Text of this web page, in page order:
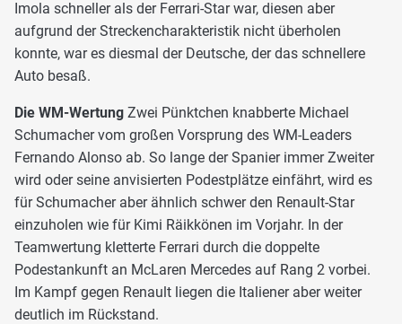
Imola schneller als der Ferrari-Star war, diesen aber
aufgrund der Streckencharakteristik nicht überholen
konnte, war es diesmal der Deutsche, der das schnellere
Auto besaß.
Die WM-Wertung Zwei Pünktchen knabberte Michael
Schumacher vom großen Vorsprung des WM-Leaders
Fernando Alonso ab. So lange der Spanier immer Zweiter
wird oder seine anvisierten Podestplätze einfährt, wird es
für Schumacher aber ähnlich schwer den Renault-Star
einzuholen wie für Kimi Räikkönen im Vorjahr. In der
Teamwertung kletterte Ferrari durch die doppelte
Podestankunft an McLaren Mercedes auf Rang 2 vorbei.
Im Kampf gegen Renault liegen die Italiener aber weiter
deutlich im Rückstand.